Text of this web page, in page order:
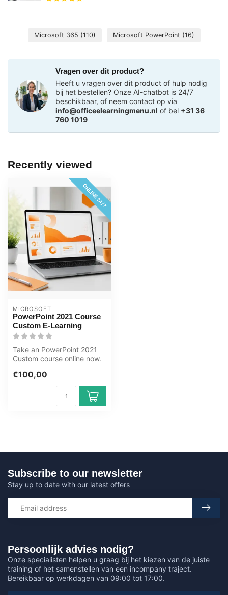
Microsoft 365 (110) Microsoft PowerPoint (16)
Vragen over dit product?
Heeft u vragen over dit product of hulp nodig
bij het bestellen? Onze AI-chatbot is 24/7
beschikbaar, of neem contact op via
info@officeelearningmenu.nl of bel +31 36
760 1019
Recently viewed
ONLINE 24/7
MICROSOFT
PowerPoint 2021 Course
Custom E-Learning
Take an PowerPoint 2021
Custom course online now.
s...
€100,00
Persoonlijk advies nodig?
Onze specialisten helpen u graag bij het kiezen van de juiste
training of het samenstellen van een incompany traject.
Bereikbaar op werkdagen van 09:00 tot 17:00.
Subscribe to our newsletter
Stay up to date with our latest offers